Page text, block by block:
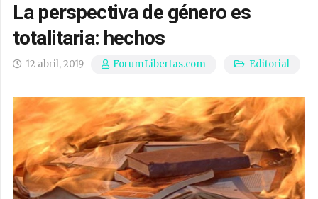
La perspectiva de género es
totalitaria: hechos
12 abril, 2019 ForumLibertas.com Editorial